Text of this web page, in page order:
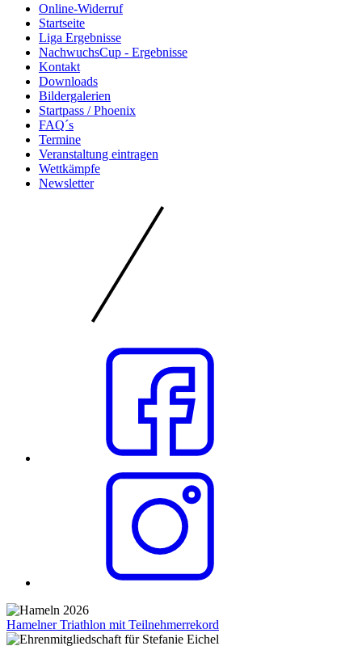
Online-Widerruf
Startseite
Liga Ergebnisse
NachwuchsCup - Ergebnisse
Kontakt
Downloads
Bildergalerien
Startpass / Phoenix
FAQ´s
Termine
Veranstaltung eintragen
Wettkämpfe
Newsletter
Hamelner Triathlon mit Teilnehmerrekord